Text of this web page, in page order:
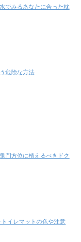
でみるあなたに合った枕
危険な方法
門方位に植えるべきドク
イレマットの色や注意